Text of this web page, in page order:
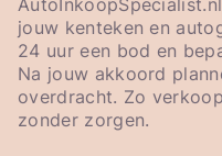
jouw kenteken en
24 uur een bod en
Na jouw akkoord
overdracht. Zo
zonder zorgen.